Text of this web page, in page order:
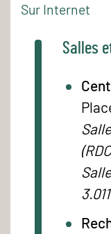
Sur Internet
Salles